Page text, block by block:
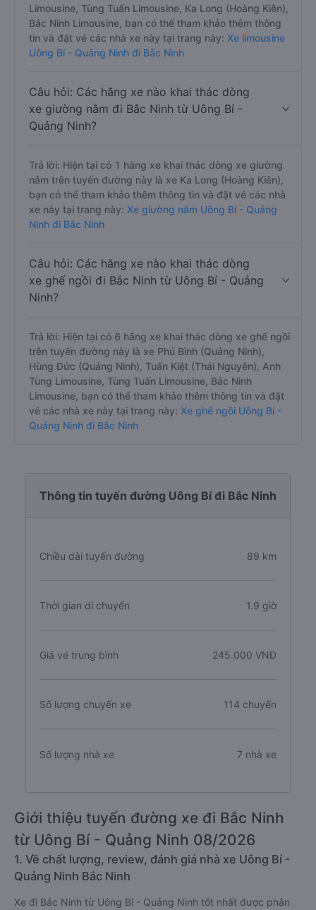
Limousine, Tùng Tuấn Limousine, Ka Long (Hoàng Kiên),
Bắc Ninh Limousine, bạn có thể tham khảo thêm thông
tin và đặt vé các nhà xe này tại trang này: Xe limousine
Uông Bí - Quảng Ninh đi Bắc Ninh
Câu hỏi: Các hãng xe nào khai thác dòng
xe giường nằm đi Bắc Ninh từ Uông Bí -
Quảng Ninh?
Trả lời: Hiện tại có 1 hãng xe khai thác dòng xe giường
nằm trên tuyến đường này là xe Ka Long (Hoàng Kiên),
bạn có thể tham khảo thêm thông tin và đặt vé các nhà
xe này tại trang này: Xe giường nằm Uông Bí - Quảng
Ninh đi Bắc Ninh
Câu hỏi: Các hãng xe nào khai thác dòng
xe ghế ngồi đi Bắc Ninh từ Uông Bí - Quảng
Ninh?
Trả lời: Hiện tại có 6 hãng xe khai thác dòng xe ghế ngồi
trên tuyến đường này là xe Phú Bình (Quảng Ninh),
Hùng Đức (Quảng Ninh), Tuấn Kiệt (Thái Nguyên), Anh
Tùng Limousine, Tùng Tuấn Limousine, Bắc Ninh
Limousine, bạn có thể tham khảo thêm thông tin và đặt
vé các nhà xe này tại trang này: Xe ghế ngồi Uông Bí -
Quảng Ninh đi Bắc Ninh
Thông tin tuyến đường Uông Bí đi Bắc Ninh
Chiều dài tuyến đường 89 km
Thời gian di chuyển 1.9 giờ
Giá vé trung bình 245.000 VNĐ
Số lượng chuyến xe 114 chuyến
Số lượng nhà xe 7 nhà xe
Giới thiệu tuyến đường xe đi Bắc Ninh
từ Uông Bí - Quảng Ninh 08/2026
1. Về chất lượng, review, đánh giá nhà xe Uông Bí -
Quảng Ninh Bắc Ninh
Xe đi Bắc Ninh từ Uông Bí - Quảng Ninh tốt nhất được phân